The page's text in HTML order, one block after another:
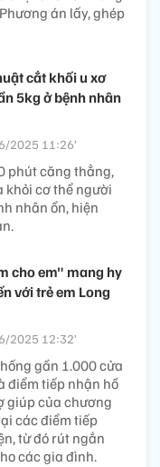
án lấy, ghép
cắt khối u xơ
5kg ở bệnh nhân
2025 11:26’
phút căng thẳng,
khỏi cơ thể người
nhân ổn, hiện
cho em" mang hy
với trẻ em Long
2025 12:32’
gần 1.000 cửa
điểm tiếp nhận hồ
giúp của chương
các điểm tiếp
từ đó rút ngắn
các gia đình.